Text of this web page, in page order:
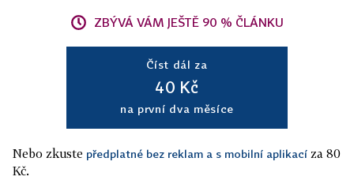
ZBÝVÁ VÁM JEŠTĚ 90 % ČLÁNKU
Číst dál za
40 Kč
na první dva měsíce
Nebo zkuste předplatné bez reklam a s mobilní aplikací za 80
Kč.